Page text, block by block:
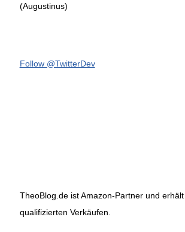
(Augustinus)
Follow @TwitterDev
TheoBlog.de ist Amazon-Partner und
qualifizierten Verkäufen.